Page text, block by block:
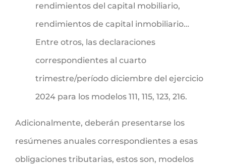
rendimientos del capital mobiliario,
rendimientos de capital inmobiliario…
Entre otros, las declaraciones
correspondientes al cuarto
trimestre/período diciembre del ejercicio
2024 para los modelos 111, 115, 123, 216.
Adicionalmente, deberán presentarse los
resúmenes anuales correspondientes a esas
obligaciones tributarias, estos son, modelos